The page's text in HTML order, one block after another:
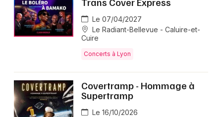
Le 07/04/2027
Le Radiant-Bellevue - Caluire-et-
Cuire
Concerts à Lyon
Covertramp - Hommage à
Supertramp
Le 16/10/2026